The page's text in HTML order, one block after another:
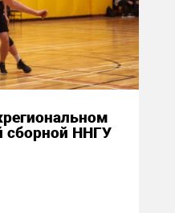
сборной ННГУ